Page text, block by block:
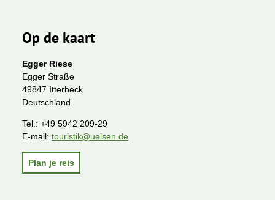
Op de kaart
Egger Riese
Egger Straße
49847 Itterbeck
Deutschland
Tel.: +49 5942 209-29
E-mail: touristik@uelsen.de
Plan je reis